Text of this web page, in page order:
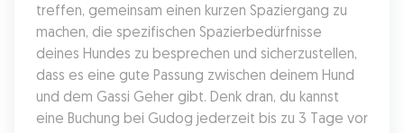
treffen, gemeinsam einen kurzen Spaziergang zu
machen, die spezifischen Spazierbedürfnisse
deines Hundes zu besprechen und sicherzustellen,
dass es eine gute Passung zwischen deinem Hund
und dem Gassi Geher gibt. Denk dran, du kannst
eine Buchung bei Gudog jederzeit bis zu 3 Tage vor